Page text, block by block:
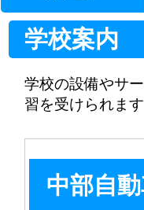
学校案内
学校の設備やサ
習を受けられます
中部自